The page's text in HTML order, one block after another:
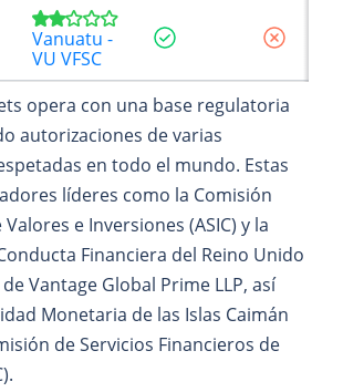
Vanuatu -
VU VFSC
opera con una base regulatoria
autorizaciones de varias
en todo el mundo. Estas
líderes como la Comisión
e Inversiones (ASIC) y la
Financiera del Reino Unido
de Vantage Global Prime LLP, así
Monetaria de las Islas Caimán
de Servicios Financieros de